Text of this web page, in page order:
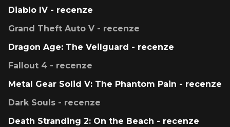
Diablo IV - recenze
Grand Theft Auto V - recenze
Dragon Age: The Veilguard - recenze
Fallout 4 - recenze
Metal Gear Solid V: The Phantom Pain - recenze
Dark Souls - recenze
Death Stranding 2: On the Beach - recenze